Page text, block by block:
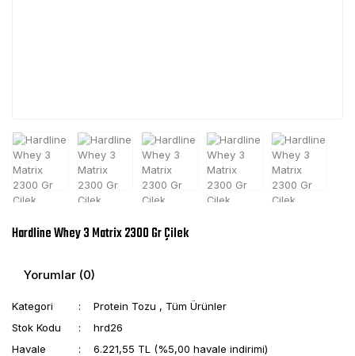
Hardline Whey 3 Matrix 2300 Gr Çilek
Yorumlar (0)
Kategori Protein Tozu , Tüm Ürünler
Stok Kodu
hrd26
Havale
6.221,55 TL (%5,00 havale indirimi)